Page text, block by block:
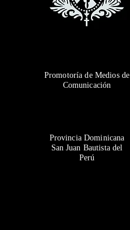
Promotoría de Medios de
Comunicación
Provincia Dominicana
San Juan Bautista del
Perú